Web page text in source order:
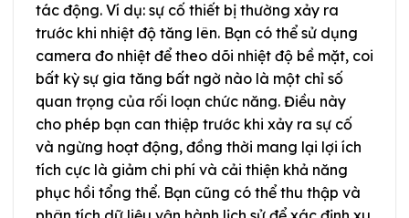
tác động. Ví dụ: sự cố thiết bị thường xảy ra
trước khi nhiệt độ tăng lên. Bạn có thể sử dụng
camera đo nhiệt để theo dõi nhiệt độ bề mặt, coi
bất kỳ sự gia tăng bất ngờ nào là một chỉ số
quan trọng của rối loạn chức năng. Điều này
cho phép bạn can thiệp trước khi xảy ra sự cố
và ngừng hoạt động, đồng thời mang lại lợi ích
tích cực là giảm chi phí và cải thiện khả năng
phục hồi tổng thể. Bạn cũng có thể thu thập và